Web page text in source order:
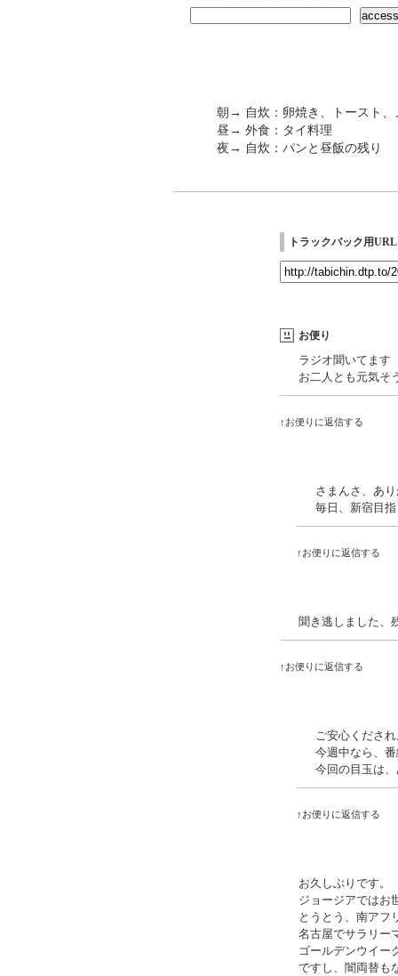
朝→ 自炊：卵焼き、トースト、
昼→ 外食：タイ料理
夜→ 自炊：パンと昼飯の残り
トラックバック用URL
お便り
ラジオ聞いてます
お二人とも元気そ
↑お便りに返信する
さまんさ、あ
毎日、新宿目
↑お便りに返信する
聞き逃しました、
↑お便りに返信する
ご安心くださ
今週中なら、
今回の目玉は
↑お便りに返信する
お久しぶりです。
ジョージアではお
とうとう、南アフ
名古屋でサラリー
ゴールデンウイー
ですし、闇両替も